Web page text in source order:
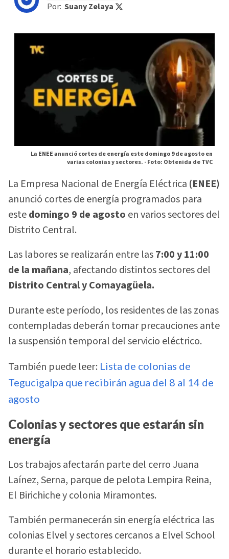
Por: Suany Zelaya
La ENEE anunció cortes de energía este domingo 9 de agosto en
varias colonias y sectores. -Foto: Obtenida de TVC
La Empresa Nacional de Energía Eléctrica (ENEE)
anunció cortes de energía programados para
estedomingo 9 de agosto en varios sectores del
Distrito Central.
Las labores se realizarán entre las7:00 y 11:00
de la mañana, afectando distintos sectores del
Distrito Central y Comayagüela.
Durante este período, los residentes de las zonas
contempladas deberán tomar precauciones ante
la suspensión temporal del servicio eléctrico.
También puede leer: Lista de colonias de
Tegucigalpa que recibirán agua del 8 al 14 de
agosto
Colonias y sectores que estarán sin
energía
Los trabajos afectarán parte del cerro Juana
Laínez, Serna, parque de pelota Lempira Reina,
El Birichiche y colonia Miramontes.
También permanecerán sin energía eléctrica las
colonias Elvel y sectores cercanos a Elvel School
durante el horario establecido.